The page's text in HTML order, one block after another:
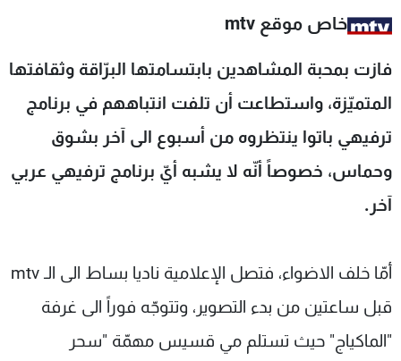
خاص موقع mtv
فازت بمحبة المشاهدين بابتسامتها البرّاقة وثقافتها
المتميّزة، واستطاعت أن تلفت انتباههم في برنامج
ترفيهي باتوا ينتظروه من أسبوع الى آخر بشوق
وحماس، خصوصاً أنّه لا يشبه أيّ برنامج ترفيهي عربي
آخر.
أمّا خلف الاضواء، فتصل الإعلامية ناديا بساط الى الـ mtv
قبل ساعتين من بدء التصوير، وتتوجّه فوراً الى غرفة
"الماكياج" حيث تستلم مي قسيس مهمّة "سحر
عن MTV
الإنـتـاج
سياسة الخصوصية